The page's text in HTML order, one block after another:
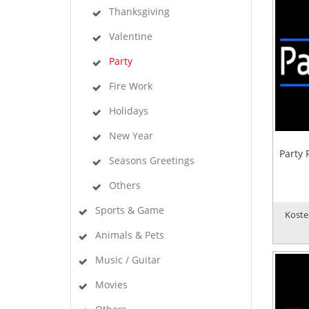
Thanksgiving
Valentine
Party
Fire Work
Holidays
New Year
Seasons Greetings
Others
Sports & Game
Animals & Pets
Music / Guitar
Movies
Party